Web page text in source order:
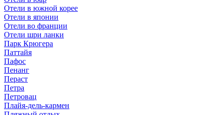
Отели в южной корее
Отели в японии
Отели во франции
Отели шри ланки
Парк Крюгера
Паттайя
Пафос
Пенанг
Пераст
Петра
Петровац
Плайя-дель-кармен